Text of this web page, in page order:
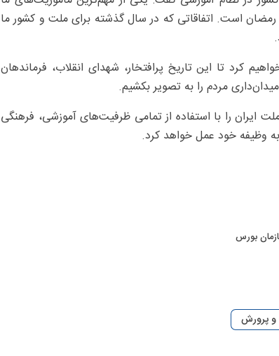
کشور، به‌ویژه در جنگ ۱۲ روزه و جنگ رمضان است. اتفاقاتی که در سال گذشته برای ملت و کشور ما
کرد تا این تاریخ پرافتخار، شهدای انقلاب، فرماندهان
مردم را به تصویر بکشیم.
را با استفاده از تمامی ظرفیت‌های آموزشی، فرهنگی
وظیفه خود عمل خواهد کرد.
بورس
و پرورش